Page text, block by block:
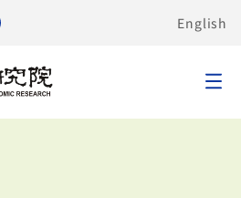
English